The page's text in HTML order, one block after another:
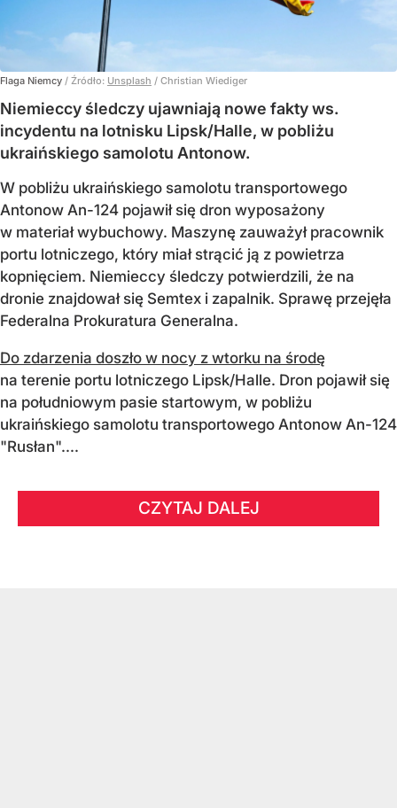
Flaga Niemcy / Źródło: Unsplash / Christian Wiediger
Niemieccy śledczy ujawniają nowe fakty ws.
incydentu na lotnisku Lipsk/Halle, w pobliżu
ukraińskiego samolotu Antonow.
W pobliżu ukraińskiego samolotu transportowego
Antonow An-124 pojawił się dron wyposażony
w materiał wybuchowy. Maszynę zauważył pracownik
portu lotniczego, który miał strącić ją z powietrza
kopnięciem. Niemieccy śledczy potwierdzili, że na
dronie znajdował się Semtex i zapalnik. Sprawę przejęła
Federalna Prokuratura Generalna.
Do zdarzenia doszło w nocy z wtorku na środę
na terenie portu lotniczego Lipsk/Halle. Dron pojawił się
na południowym pasie startowym, w pobliżu
ukraińskiego samolotu transportowego Antonow An-124
"Rusłan"....
CZYTAJ DALEJ